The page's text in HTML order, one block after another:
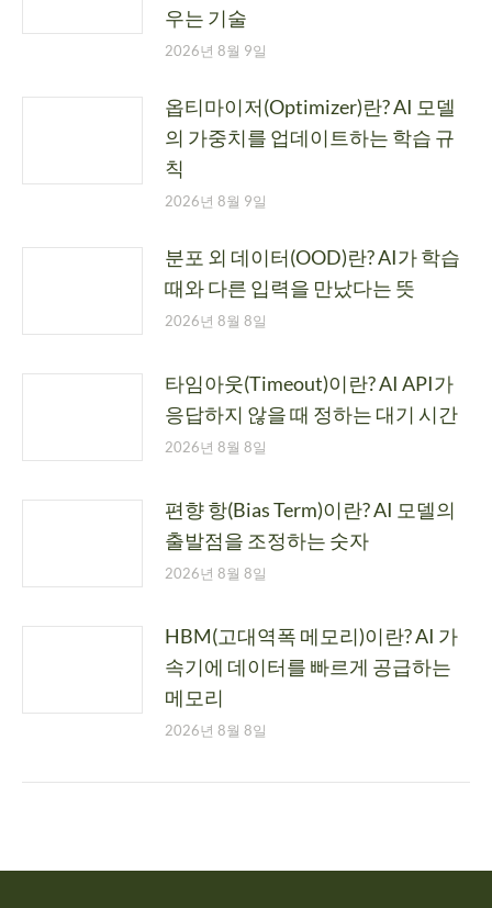
우는 기술
2026년 8월 9일
옵티마이저(Optimizer)란? AI 모델
의 가중치를 업데이트하는 학습 규
칙
2026년 8월 9일
분포 외 데이터(OOD)란? AI가 학습
때와 다른 입력을 만났다는 뜻
2026년 8월 8일
타임아웃(Timeout)이란? AI API가
응답하지 않을 때 정하는 대기 시간
2026년 8월 8일
편향 항(Bias Term)이란? AI 모델의
출발점을 조정하는 숫자
2026년 8월 8일
HBM(고대역폭 메모리)이란? AI 가
속기에 데이터를 빠르게 공급하는
메모리
2026년 8월 8일